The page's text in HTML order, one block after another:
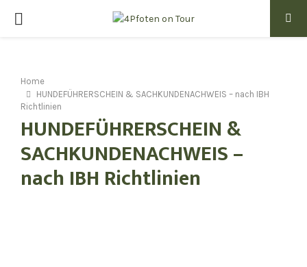
PRIMARY
Home
HUNDEFÜHRERSCHEIN & SACHKUNDENACHWEIS – nach IBH
Richtlinien
HUNDEFÜHRERSCHEIN &
SACHKUNDENACHWEIS –
nach IBH Richtlinien